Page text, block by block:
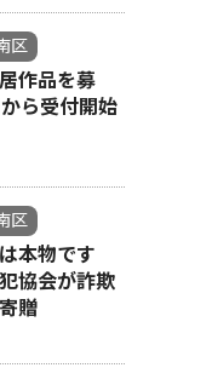
本牧
告発職
区
作品を募
ら受付開始
区
本物です
協会が詐欺
贈